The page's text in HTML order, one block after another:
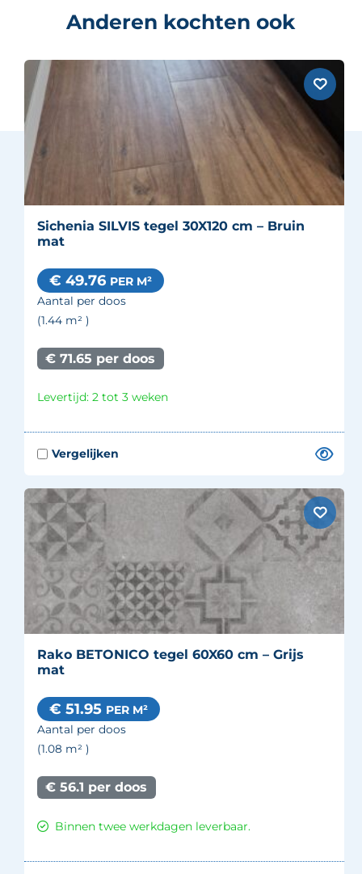
Anderen kochten ook
Sichenia SILVIS tegel 30X120 cm – Bruin
mat
€ 49.76 PER M²
Aantal per doos
(1.44 m² )
€ 71.65 per doos
Levertijd: 2 tot 3 weken
Rako BETONICO tegel 60X60 cm – Grijs
mat
€ 51.95 PER M²
Aantal per doos
(1.08 m² )
€ 56.1 per doos
Binnen twee werkdagen leverbaar.